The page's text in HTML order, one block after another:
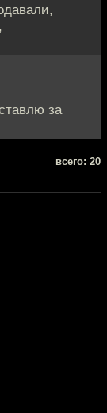
за
всего: 20